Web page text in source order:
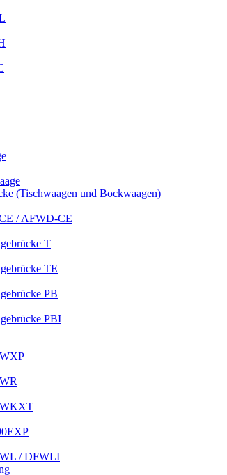
(Tischwaagen und Bockwaagen)
/ AFWD-CE
T
TE
PB
PBI
/ DFWLI